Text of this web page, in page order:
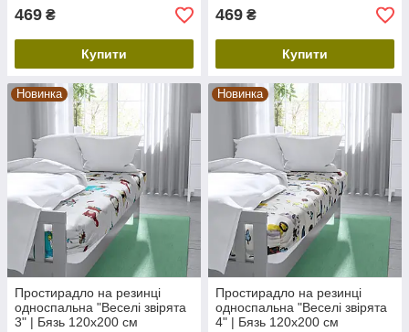
469 ₴
Купити
469 ₴
Купити
Новинка
Простирадло на резинці
односпальна "Веселі звірята
3" | Бязь 120х200 см
Новинка
Простирадло на резинці
односпальна "Веселі звірята
4" | Бязь 120х200 см